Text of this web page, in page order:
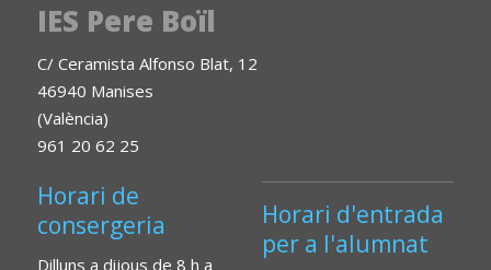
IES Pere Boïl
C/ Ceramista Alfonso Blat, 12
46940 Manises
(València)
961 20 62 25
Horari de
consergeria
Dilluns a dijous de 8 h a
Horari d'entrada
per a l'alumnat